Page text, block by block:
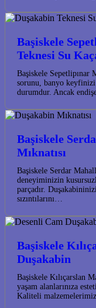
Başiskele
Teknesi Su
Başiskele Sepetlipınar
sorunu, banyo keyfinizi
durumdur. Ancak
Başiskele
Mıknatısı
Başiskele Serdar
deneyiminizin
parçadır.
sızıntılarını…
Başiskele
Duşakabin
Başiskele Kılıçarslan
yaşam alanlarınıza
Kaliteli